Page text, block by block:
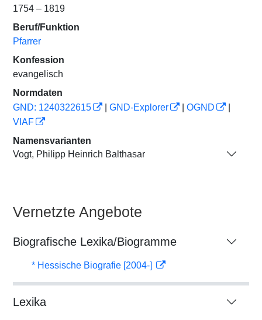
1754 – 1819
Beruf/Funktion
Pfarrer
Konfession
evangelisch
Normdaten
GND: 1240322615
GND-Explorer OGND
VIAF
Namensvarianten
Vogt, Philipp Heinrich Balthasar
Vernetzte Angebote
Biografische Lexika/Biogramme
* Hessische Biografie [2004-]
Lexika